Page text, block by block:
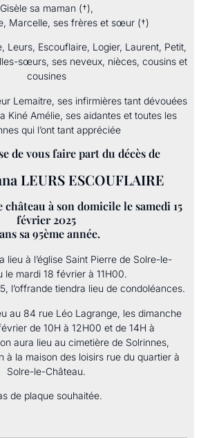
Gisèle sa maman (†),
Marcelle, ses frères et sœur (†)
Leurs, Escouflaire, Logier, Laurent, Petit,
sœurs, ses neveux, nièces, cousins et
cousines
Lemaitre, ses infirmières tant dévouées
Kiné Amélie, ses aidantes et toutes les
qui l’ont tant appréciée
de vous faire part du décès de
LEURS ESCOUFLAIRE
château à son domicile le samedi 15
février 2025
sa 95ème année.
lieu à l’église Saint Pierre de Solre-le-
le mardi 18 février à 11H00.
l’offrande tiendra lieu de condoléances.
au 84 rue Léo Lagrange, les dimanche
de 10H à 12H00 et de 14H à
aura lieu au cimetière de Solrinnes,
à la maison des loisirs rue du quartier à
Solre-le-Château.
de plaque souhaitée.